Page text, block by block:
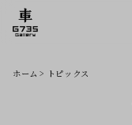
ホーム トピックス